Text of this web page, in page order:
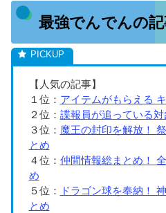
最強でんでんの記
【人気の記事】
１位： アイテムがもらえる
２位： 諜報員が追っている
３位： 魔王の封印を解放！
とめ
４位： 仲間情報総まとめ！
め
５位：
ドラゴン球を奉納！
とめ